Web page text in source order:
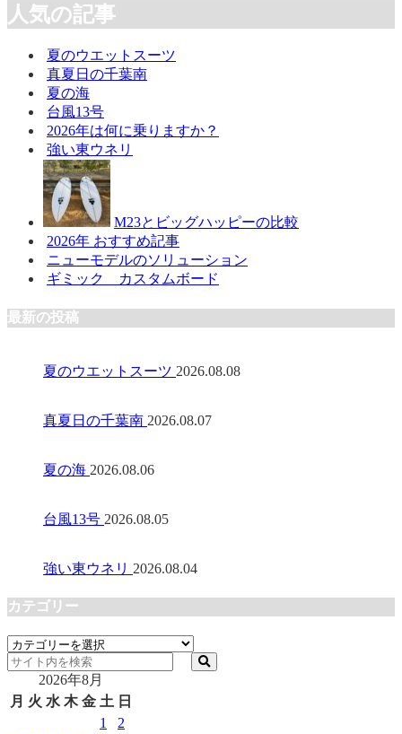
人気の記事
夏のウエットスーツ
真夏日の千葉南
夏の海
台風13号
2026年は何に乗りますか？
強い東ウネリ
M23とビッグハッピーの比較
2026年 おすすめ記事
ニューモデルのソリューション
ギミック カスタムボード
最新の投稿
夏のウエットスーツ 2026.08.08
真夏日の千葉南 2026.08.07
夏の海 2026.08.06
台風13号 2026.08.05
強い東ウネリ 2026.08.04
カテゴリー
カ
テ
リ
2026年8月
月 火 水 木 金 土 日
1
2